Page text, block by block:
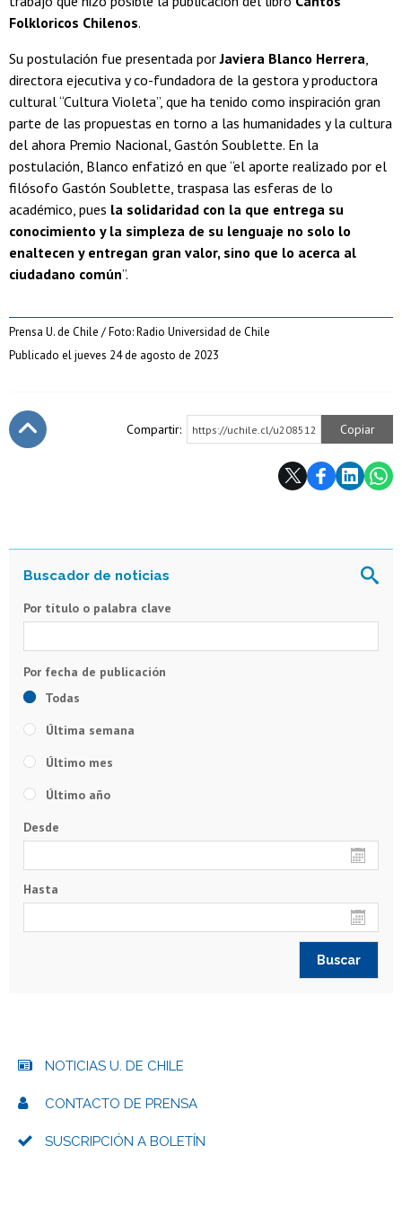
Folkloricos Chilenos.
Su postulación fue presentada porJaviera Blanco Herrera
directora ejecutiva y co-fundadora de la gestora y productora
cultural “Cultura Violeta”, que ha tenido como inspiración gran
parte de las propuestas en torno a las humanidades y la cultura
del ahora Premio Nacional, Gastón Soublette. En la
postulación, Blanco enfatizó en que “el aporte realizado por el
filósofo Gastón Soublette, traspasa las esferas de lo
académico, pues la solidaridad con la que entrega su
conocimiento y la simpleza de su lenguaje no solo lo
enaltecen y entregan gran valor, sino que lo acerca al
ciudadano común”.
Prensa U. de Chile / Foto: Radio Universidad de Chile
Publicado el jueves 24 de agosto de 2023
Compartir: https://uchile.cl/u208512 Copiar
Por título o palabra clave
Todas
Última semana
Último mes
Último año
Desde
Hasta
NOTICIAS U. DE CHILE
CONTACTO DE PRENSA
SUSCRIPCIÓN A BOLETÍN